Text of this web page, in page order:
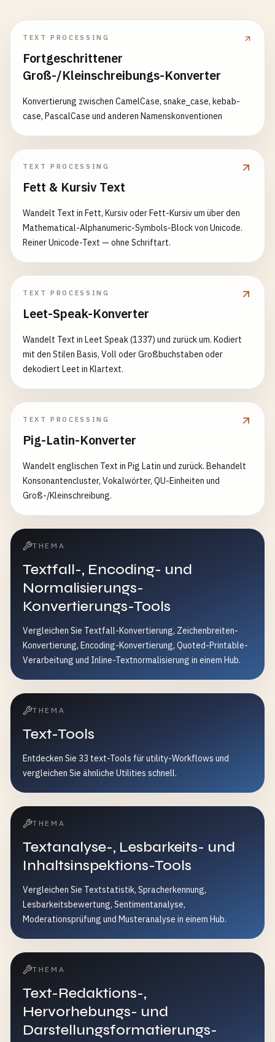
TEXT PROCESSING
Fortgeschrittener
Groß-/Kleinschreibungs-Konverter
Konvertierung zwischen CamelCase, snake_case, kebab-
case, PascalCase und anderen Namenskonventionen
TEXT PROCESSING
Fett & Kursiv Text
Wandelt Text in Fett, Kursiv oder Fett-Kursiv um über den
Mathematical-Alphanumeric-Symbols-Block von Unicode.
Reiner Unicode-Text — ohne Schriftart.
TEXT PROCESSING
Leet-Speak-Konverter
Wandelt Text in Leet Speak (1337) und zurück um. Kodiert
mit den Stilen Basis, Voll oder Großbuchstaben oder
dekodiert Leet in Klartext.
TEXT PROCESSING
Pig-Latin-Konverter
Wandelt englischen Text in Pig Latin und zurück. Behandelt
Konsonantencluster, Vokalwörter, QU-Einheiten und
Groß-/Kleinschreibung.
THEMA
Textfall-, Encoding- und
Normalisierungs-
Konvertierungs-Tools
Vergleichen Sie Textfall-Konvertierung, Zeichenbreiten-
Konvertierung, Encoding-Konvertierung, Quoted-Printable-
Verarbeitung und Inline-Textnormalisierung in einem Hub.
THEMA
Text-Tools
Entdecken Sie 33 text-Tools für utility-Workflows und
vergleichen Sie ähnliche Utilities schnell.
THEMA
Textanalyse-, Lesbarkeits- und
Inhaltsinspektions-Tools
Vergleichen Sie Textstatistik, Spracherkennung,
Lesbarkeitsbewertung, Sentimentanalyse,
Moderationsprüfung und Musteranalyse in einem Hub.
THEMA
Text-Redaktions-,
Hervorhebungs- und
Darstellungsformatierungs-